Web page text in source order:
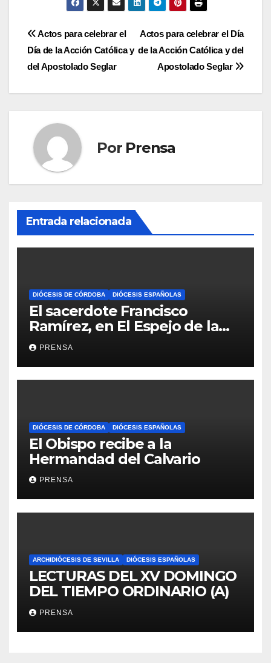
Navegación
de
entradas
Actos para celebrar el Día
de la Acción Católica y del
Apostolado Seglar
Actos para celebrar el
Día de la Acción Católica y
del Apostolado Seglar
Por Prensa
Entrada relacionada
DIÓCESIS DE CÓRDOBA DIÓCESIS ESPAÑOLAS
El sacerdote Francisco
Ramírez, en El Espejo de la
Iglesia
PRENSA
DIÓCESIS DE CÓRDOBA DIÓCESIS ESPAÑOLAS
El Obispo recibe a la
Hermandad del Calvario
PRENSA
ARCHIDIÓCESIS DE SEVILLA DIÓCESIS ESPAÑOLAS
LECTURAS DEL XV DOMINGO
DEL TIEMPO ORDINARIO (A)
PRENSA